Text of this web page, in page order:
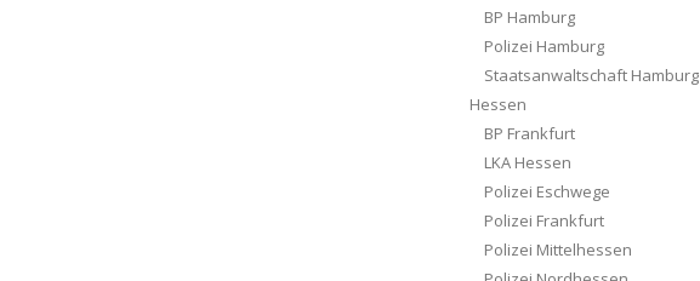
BP Hamburg
Polizei Hamburg
Staatsanwaltschaft Hamburg
Hessen
BP Frankfurt
LKA Hessen
Polizei Eschwege
Polizei Frankfurt
Polizei Mittelhessen